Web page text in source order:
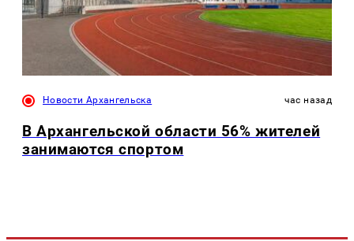
Новости Архангельска час назад
В Архангельской области 56% жителей
занимаются спортом